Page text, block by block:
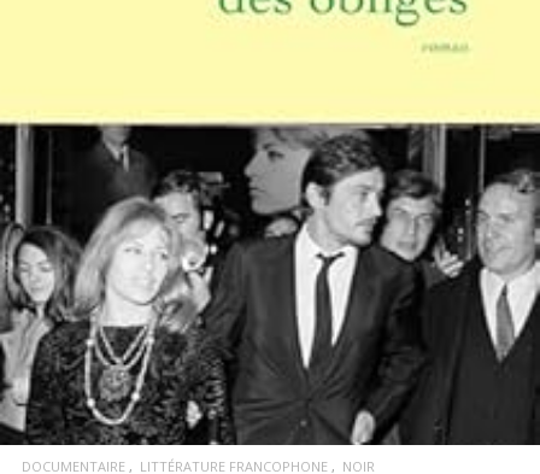
LIRE LA SUITE
DOCUMENTAIRE LITTÉRATURE FRANCOPHONE NOIR